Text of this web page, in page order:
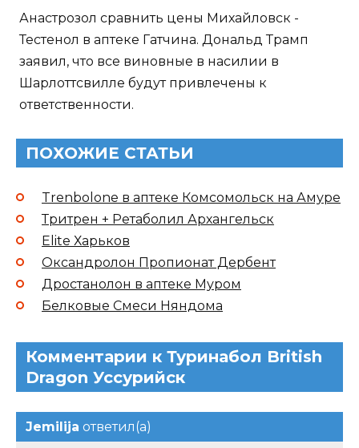
Анастрозол сравнить цены Михайловск -
Тестенол в аптеке Гатчина. Дональд Трамп
заявил, что все виновные в насилии в
Шарлоттсвилле будут привлечены к
ответственности.
ПОХОЖИЕ СТАТЬИ
Trenbolone в аптеке Комсомольск на Амуре
Тритрен + Ретаболил Архангельск
Elite Харьков
Оксандролон Пропионат Дербент
Дростанолон в аптеке Муром
Белковые Смеси Няндома
Комментарии к Туринабол British
Dragon Уссурийск
Jemilija ответил(а)